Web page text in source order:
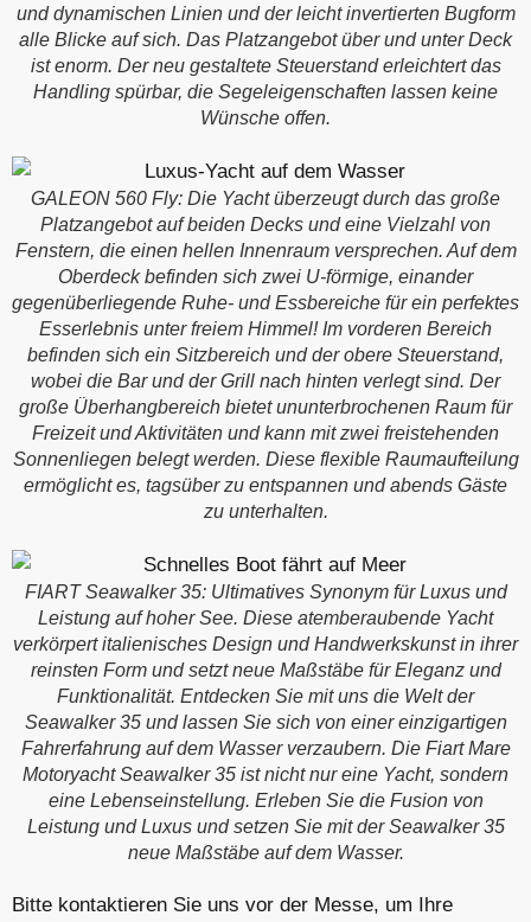
und dynamischen Linien und der leicht invertierten Bugform
alle Blicke auf sich. Das Platzangebot über und unter Deck
ist enorm. Der neu gestaltete Steuerstand erleichtert das
Handling spürbar, die Segeleigenschaften lassen keine
Wünsche offen.
GALEON 560 Fly: Die Yacht überzeugt durch das große
Platzangebot auf beiden Decks und eine Vielzahl von
Fenstern, die einen hellen Innenraum versprechen. Auf dem
Oberdeck befinden sich zwei U-förmige, einander
gegenüberliegende Ruhe- und Essbereiche für ein perfektes
Esserlebnis unter freiem Himmel! Im vorderen Bereich
befinden sich ein Sitzbereich und der obere Steuerstand,
wobei die Bar und der Grill nach hinten verlegt sind. Der
große Überhangbereich bietet ununterbrochenen Raum für
Freizeit und Aktivitäten und kann mit zwei freistehenden
Sonnenliegen belegt werden. Diese flexible Raumaufteilung
ermöglicht es, tagsüber zu entspannen und abends Gäste
zu unterhalten.
FIART Seawalker 35: Ultimatives Synonym für Luxus und
Leistung auf hoher See. Diese atemberaubende Yacht
verkörpert italienisches Design und Handwerkskunst in ihrer
reinsten Form und setzt neue Maßstäbe für Eleganz und
Funktionalität. Entdecken Sie mit uns die Welt der
Seawalker 35 und lassen Sie sich von einer einzigartigen
Fahrerfahrung auf dem Wasser verzaubern. Die Fiart Mare
Motoryacht Seawalker 35 ist nicht nur eine Yacht, sondern
eine Lebenseinstellung. Erleben Sie die Fusion von
Leistung und Luxus und setzen Sie mit der Seawalker 35
neue Maßstäbe auf dem Wasser.
Bitte kontaktieren Sie uns vor der Messe, um Ihre